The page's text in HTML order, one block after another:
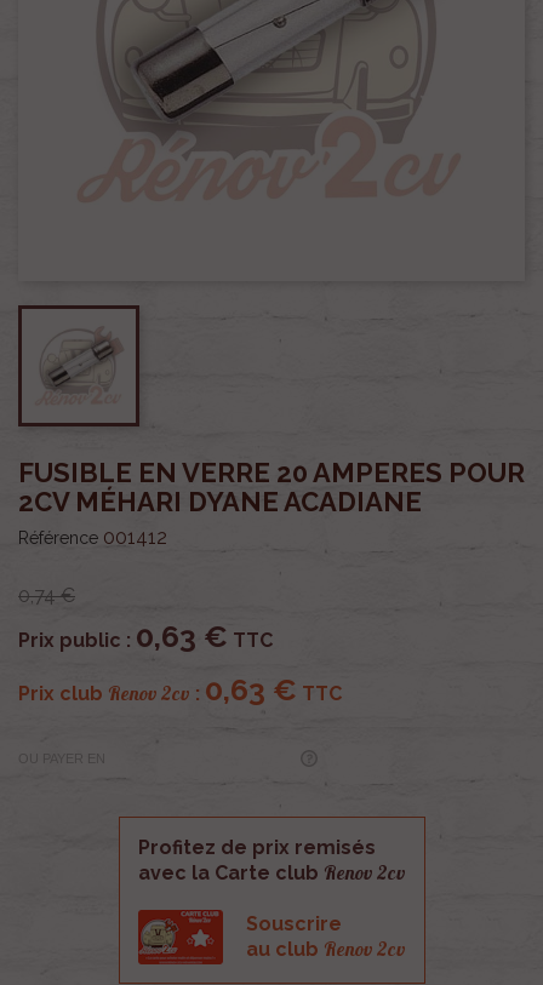
FUSIBLE EN VERRE 20 AMPERES POUR
2CV MÉHARI DYANE ACADIANE
Référence 001412
0,74 €
Prix public : 0,63 € TTC
Prix club Renov 2cv : 0,63 € TTC
OU PAYER EN
Profitez de prix remisés
avec la Carte club Renov 2cv
Souscrire
au club Renov 2cv